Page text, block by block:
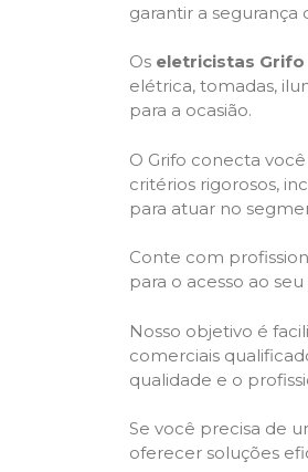
garantir a segurança
Os eletricistas Grifo
elétrica, tomadas,
para a ocasião.
O Grifo conecta
critérios rigorosos,
para atuar no
Conte com
para o acesso ao
Nosso objetivo é
comerciais
qualidade e o
Se você precisa de
oferecer soluções